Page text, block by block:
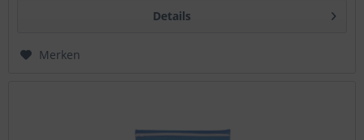
Details
Merken